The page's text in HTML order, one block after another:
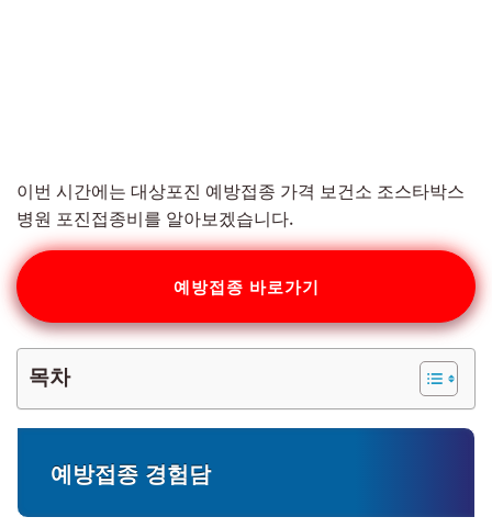
이번 시간에는 대상포진 예방접종 가격 보건소 조스타박스
병원 포진접종비를 알아보겠습니다.
예방접종 바로가기
목차
예방접종 경험담